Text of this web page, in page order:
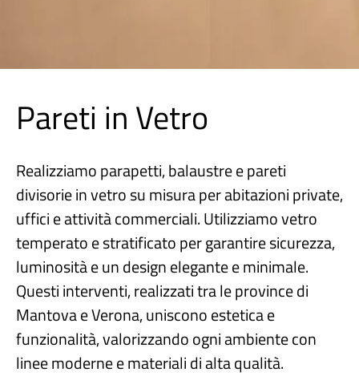
Pareti in Vetro
Realizziamo parapetti, balaustre e pareti
divisorie in vetro su misura per abitazioni private,
uffici e attività commerciali. Utilizziamo vetro
temperato e stratificato per garantire sicurezza,
luminosità e un design elegante e minimale.
Questi interventi, realizzati tra le province di
Mantova e Verona, uniscono estetica e
funzionalità, valorizzando ogni ambiente con
linee moderne e materiali di alta qualità.